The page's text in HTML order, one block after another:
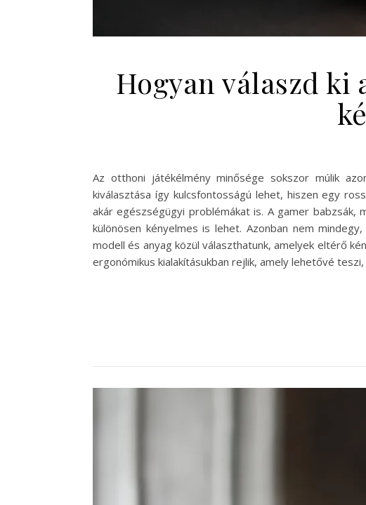
Hogyan válaszd ki
Az otthoni játékélmény minősége sokszor múlik
kiválasztása így kulcsfontosságú lehet, hiszen egy
akár egészségügyi problémákat is. A gamer
különösen kényelmes is lehet. Azonban nem
modell és anyag közül választhatunk, amelyek eltérő
ergonómikus kialakításukban rejlik, amely lehetővé